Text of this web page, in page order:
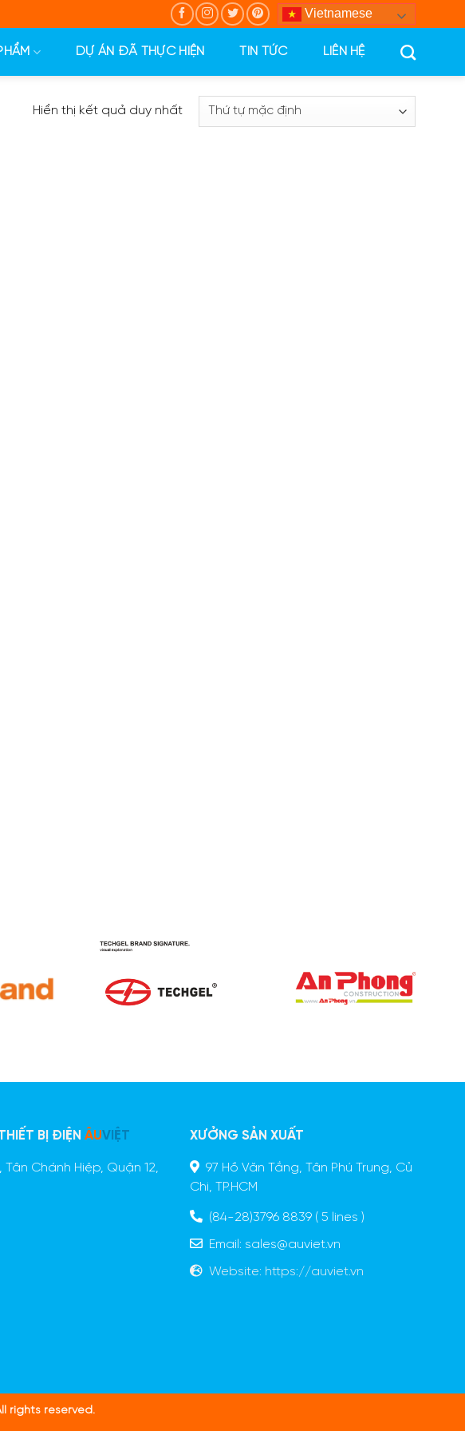
Vietnamese
DỰ ÁN ĐÃ THỰC HIỆN TIN TỨC LIÊN HỆ
Hiển thị kết quả duy nhất
BỊ ĐIỆN ÂUVIỆT
Chánh Hiệp, Quận 12,
XƯỞNG SẢN XUẤT
97 Hồ Văn Tắng, Tân Phú Trung, Củ
Chi, TP.HCM
(84-28)3796 8839 ( 5 lines )
Email: sales@auviet.vn
Website: https://auviet.vn
rights reserved.